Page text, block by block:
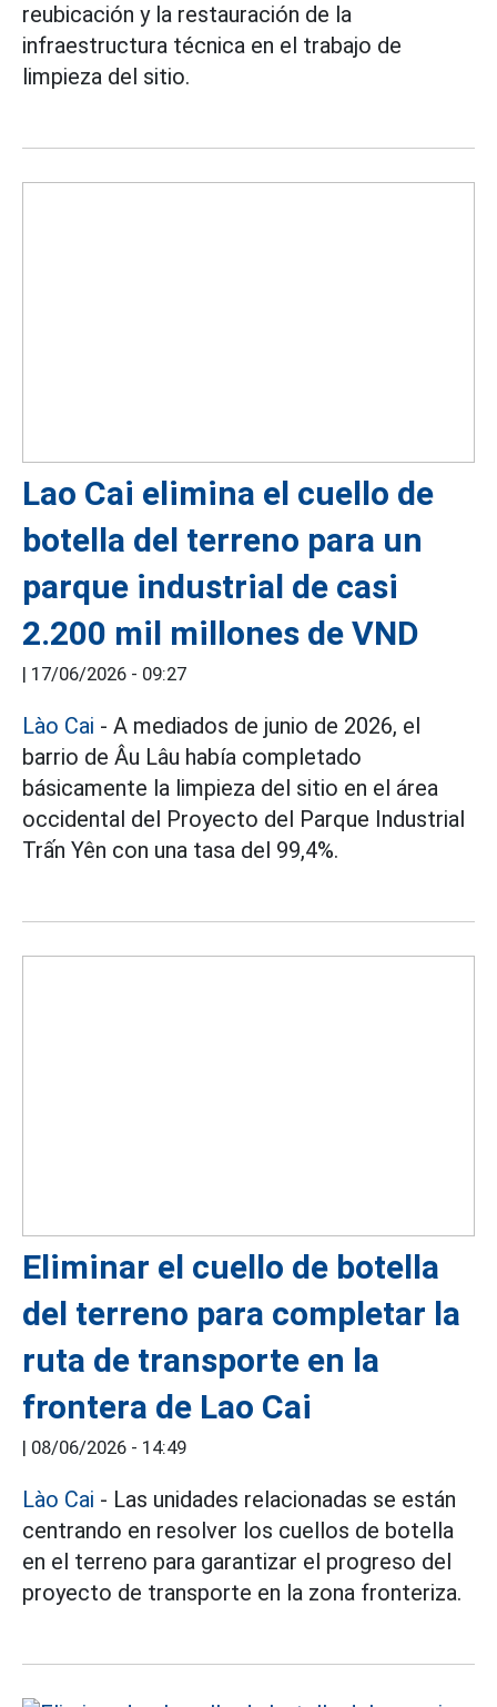
reubicación y la restauración de la
infraestructura técnica en el trabajo de
limpieza del sitio.
Lao Cai elimina el cuello de
botella del terreno para un
parque industrial de casi
2.200 mil millones de VND
| 17/06/2026 - 09:27
Lào Cai - A mediados de junio de 2026, el
barrio de Âu Lâu había completado
básicamente la limpieza del sitio en el área
occidental del Proyecto del Parque Industrial
Trấn Yên con una tasa del 99,4%.
Eliminar el cuello de botella
del terreno para completar la
ruta de transporte en la
frontera de Lao Cai
| 08/06/2026 - 14:49
Lào Cai - Las unidades relacionadas se están
centrando en resolver los cuellos de botella
en el terreno para garantizar el progreso del
proyecto de transporte en la zona fronteriza.